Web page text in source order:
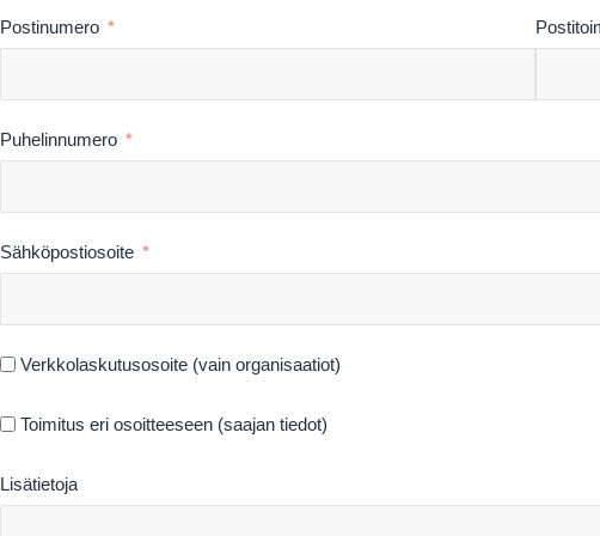
Postinumero
Puhelinnumero
Sähköpostiosoite
Verkkolaskutusosoite (vain organisaatiot)
Toimitus eri osoitteeseen (saajan tiedot)
Lisätietoja